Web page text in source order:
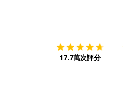
17.7萬次評分